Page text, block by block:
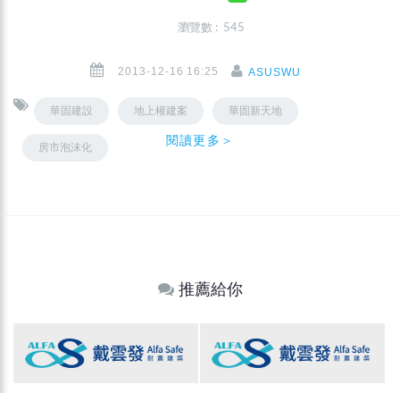
瀏覽數 : 545
2013-12-16 16:25 ASUSWU
華固建設 地上權建案 華固新天地
房市泡沫化 閱讀更多＞
推薦給你